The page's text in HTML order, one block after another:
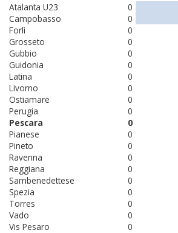
0
Atalanta U23
0
Campobasso
0
Forlì
0
Grosseto
0
Gubbio
0
Guidonia
0
Latina
0
Livorno
0
Ostiamare
0
Perugia
0
Pescara
0
Pianese
0
Pineto
0
Ravenna
0
Reggiana
0
Sambenedettese
0
Spezia
0
Torres
0
Vado
0
Vis Pesaro